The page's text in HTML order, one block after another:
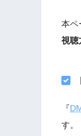
本ペ
視聴
『
す。